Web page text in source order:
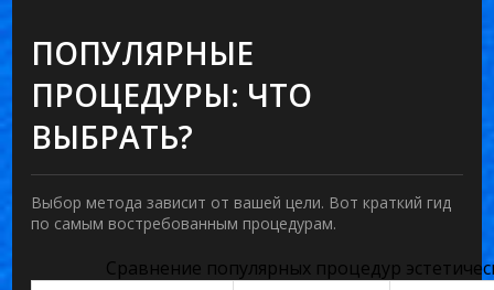
ПОПУЛЯРНЫЕ
ПРОЦЕДУРЫ: ЧТО
ВЫБРАТЬ?
Выбор метода зависит от вашей цели. Вот краткий гид
по самым востребованным процедурам.
Сравнение популярных процедур